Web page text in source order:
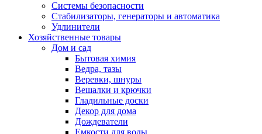
Системы безопасности
Стабилизаторы, генераторы и автоматика
Удлинители
Хозяйственные товары
Дом и сад
Бытовая химия
Ведра, тазы
Веревки, шнуры
Вешалки и крючки
Гладильные доски
Декор для дома
Дождеватели
Емкости для воды